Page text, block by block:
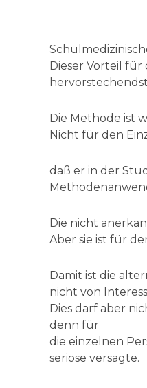
Dieser Vorteil für
Die Methode ist
Nicht für den
daß er in der
Die nicht
Aber sie ist für
Damit ist die
nicht von
Dies darf aber
denn für
die einzelnen
seriöse versagte.